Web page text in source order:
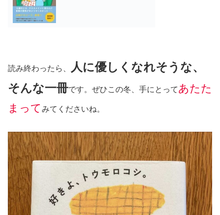
読み終わったら、
人に優しくなれそうな、
そんな一冊です。ぜひこの冬、手にとってあたた
まってみてくださいね。